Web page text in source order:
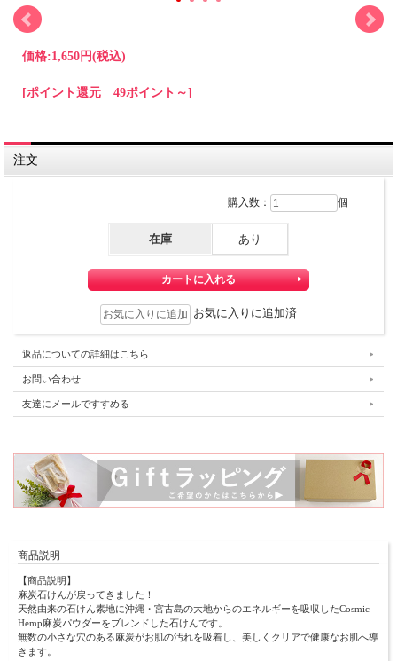
価格:1,650円(税込)
[ポイント還元 49ポイント～]
注文
購入数： 個
在庫 あり
お気に入りに追加済
返品についての詳細はこちら
お問い合わせ
友達にメールですすめる
商品説明
【商品説明】
麻炭石けんが戻ってきました！
天然由来の石けん素地に沖縄・宮古島の大地からのエネルギーを吸収したCosmic
Hemp麻炭パウダーをブレンドした石けんです。
無数の小さな穴のある麻炭がお肌の汚れを吸着し、美しくクリアで健康なお肌へ導
きます。